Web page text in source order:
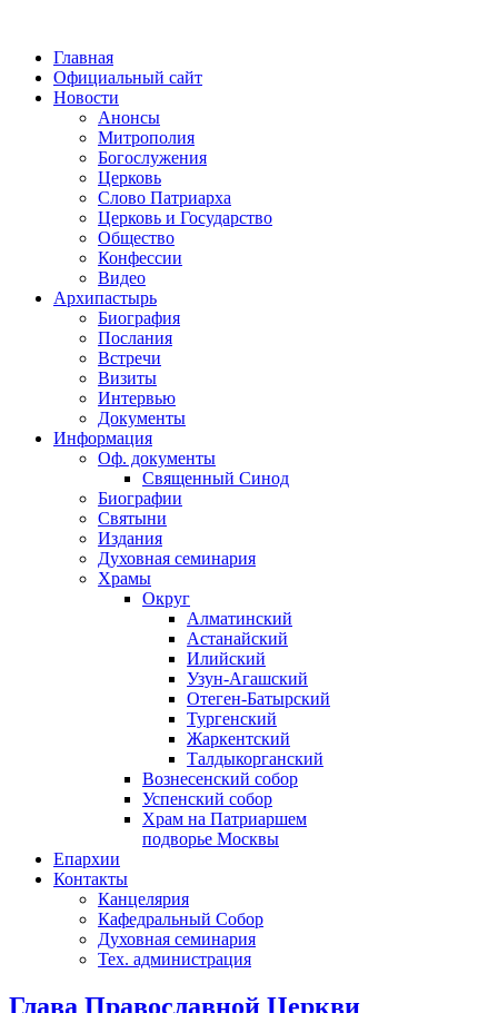
Главная
Официальный сайт
Новости
Анонсы
Митрополия
Богослужения
Церковь
Слово Патриарха
Церковь и Государство
Общество
Конфессии
Видео
Архипастырь
Биография
Послания
Встречи
Визиты
Интервью
Документы
Информация
Оф. документы
Священный Синод
Биографии
Святыни
Издания
Духовная семинария
Храмы
Округ
Алматинский
Астанайский
Илийский
Узун-Агашский
Отеген-Батырский
Тургенский
Жаркентский
Талдыкорганский
Вознесенский собор
Успенский собор
Храм на Патриаршем
подворье Москвы
Епархии
Контакты
Канцелярия
Кафедральный Собор
Духовная семинария
Тех. администрация
Глава Православной Церкви